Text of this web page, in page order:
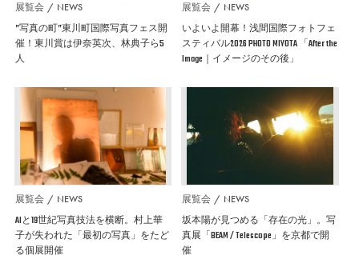
展覧会 NEWS
”写真の町”東川町国際写真フェス開
催！東川賞は伊奈英次、林典子ら5
人
展覧会 NEWS
いよいよ開幕！浅間国際フォトフェ
スティバル2026 PHOTO MIYOTA 「After the
Image｜イメージのその後」
展覧会 NEWS
AIと19世紀写真技法を横断。村上華
子が失われた「最初の写真」をたど
る個展開催
展覧会 NEWS
坂本陽が見つめる「存在の光」。写
真展「BEAM / Telescope」を京都で開
催